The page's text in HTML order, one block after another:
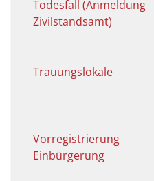
Todesfall (Anmeldung
Zivilstandsamt)
Trauungslokale
Vorregistrierung
Einbürgerung